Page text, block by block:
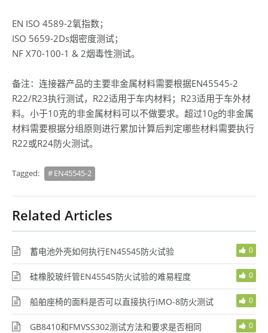
EN ISO 4589-2氧指数；
ISO 5659-2Ds烟密度测试；
NF X70-100-1 & 2烟毒性测试。
备注：连接器产品的主要非金属材料需要根据EN45545-2
R22/R23执行测试，R22适用于车内材料；R23适用于车外材
料。小于10克的非金属材料可以不做要求。超过10g的非金属
材料需要根据分组原则进行累加计算后判定哪些材料需要执行
R22或R24防火测试。
Tagged: EN45545-2
Related Articles
蓄电池外壳如何执行EN45545防火试验 0
硅橡胶玻纤管EN45545防火试验的难易程度 0
船舶座椅的面料是否可以直接执行IMO-8防火测试 0
GB8410和FMVSS302测试方法和要求是否相同 0